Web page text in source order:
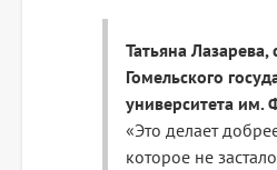
Татьяна Лазарева,
Гомельского
университета им.
«Это делает
которое не